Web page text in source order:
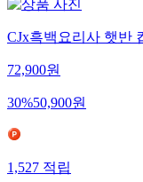
CJx흑백요리사 햇반
72,900원
30%50,900원
1,527적립